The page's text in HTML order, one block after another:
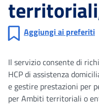
Aggiungi ai preferiti
Il servizio consente di
HCP di assistenza
e gestire prestazioni per
per Ambiti territoriali o